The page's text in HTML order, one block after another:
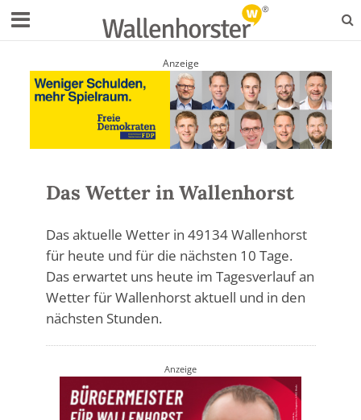
Anzeige
Das Wetter in Wallenhorst
Das aktuelle Wetter in 49134 Wallenhorst
für heute und für die nächsten 10 Tage.
Das erwartet uns heute im Tagesverlauf an
Wetter für Wallenhorst aktuell und in den
nächsten Stunden.
Anzeige